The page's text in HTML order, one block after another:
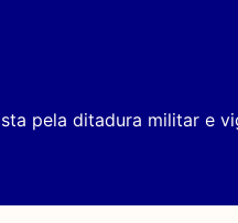
pela ditadura militar e